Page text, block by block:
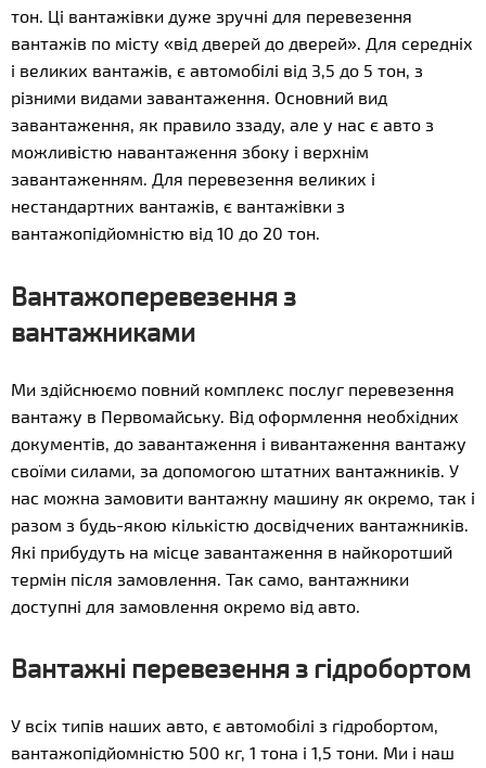
тон. Ці вантажівки дуже зручні для перевезення
вантажів по місту «від дверей до дверей». Для середніх
і великих вантажів, є автомобілі від 3,5 до 5 тон, з
різними видами завантаження. Основний вид
завантаження, як правило ззаду, але у нас є авто з
можливістю навантаження збоку і верхнім
завантаженням. Для перевезення великих і
нестандартних вантажів, є вантажівки з
вантажопідйомністю від 10 до 20 тон.
Вантажоперевезення з
вантажниками
Ми здійснюємо повний комплекс послуг перевезення
вантажу в Первомайську. Від оформлення необхідних
документів, до завантаження і вивантаження вантажу
своїми силами, за допомогою штатних вантажників. У
нас можна замовити вантажну машину як окремо, так і
разом з будь-якою кількістю досвідчених вантажників.
Які прибудуть на місце завантаження в найкоротший
термін після замовлення. Так само, вантажники
доступні для замовлення окремо від авто.
Вантажні перевезення з гідробортом
У всіх типів наших авто, є автомобілі з гідробортом,
вантажопідйомністю 500 кг, 1 тона і 1,5 тони. Ми і наш